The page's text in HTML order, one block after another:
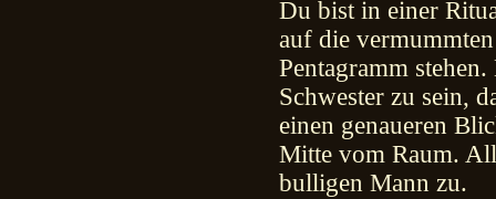
Du bist in einer
auf die
Pentagramm
Schwester zu sein,
einen genaueren
Mitte vom Raum.
bulligen Mann zu.